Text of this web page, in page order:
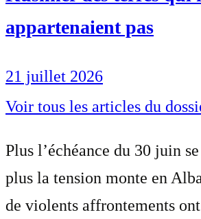
appartenaient pas
21 juillet 2026
Voir tous les articles du
Plus l’échéance du 30 juin
plus la tension monte en
de violents affrontements